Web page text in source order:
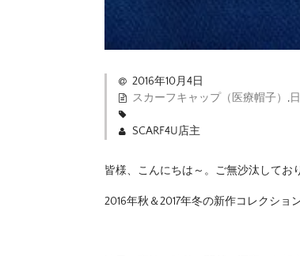
2016年10月4日
スカーフキャップ（医療帽子） ,
SCARF4U店主
皆様、こんにちは～。ご無沙汰してお
2016年秋＆2017年冬の新作コレクショ